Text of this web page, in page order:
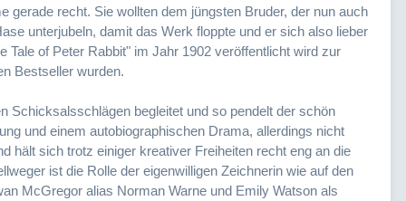
gerade recht. Sie wollten dem jüngsten Bruder, der nun auch
unterjubeln, damit das Werk floppte und er sich also lieber
of Peter Rabbit" im Jahr 1902 veröffentlicht wird zur
Bestseller wurden.
Schicksalsschlägen begleitet und so pendelt der schön
und einem autobiographischen Drama, allerdings nicht
hält sich trotz einiger kreativer Freiheiten recht eng an die
ist die Rolle der eigenwilligen Zeichnerin wie auf den
McGregor alias Norman Warne und Emily Watson als